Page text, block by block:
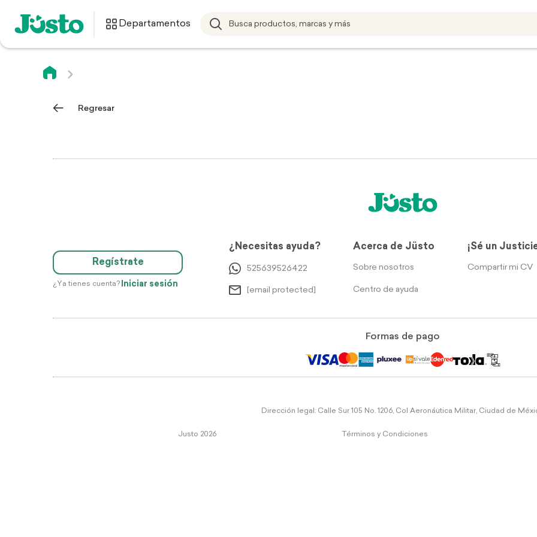
Departamentos
Regresar
Regístrate
¿Ya tienes cuenta? Iniciar sesión
¿Necesitas ayuda?
525639526422
[email protected]
Acerca de Jüsto
Sobre nosotros
Centro de ayuda
¡Sé un
Compartir mi CV
Formas de pago
Dirección legal: Calle Sur 105 No. 1206, Col Aeronáutica Militar, Ciudad de
Justo 2026 Términos y Condiciones